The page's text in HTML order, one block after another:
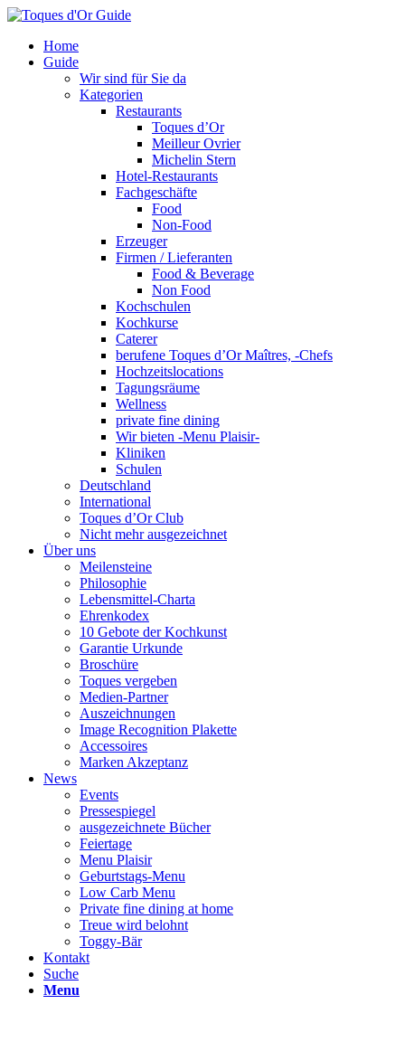
Home
Guide
Wir sind für Sie da
Kategorien
Restaurants
Toques d’Or
Meilleur Ovrier
Michelin Stern
Hotel-Restaurants
Fachgeschäfte
Food
Non-Food
Erzeuger
Firmen / Lieferanten
Food & Beverage
Non Food
Kochschulen
Kochkurse
Caterer
berufene Toques d’Or Maîtres, -Chefs
Hochzeitslocations
Tagungsräume
Wellness
private fine dining
Wir bieten -Menu Plaisir-
Kliniken
Schulen
Deutschland
International
Toques d’Or Club
Nicht mehr ausgezeichnet
Über uns
Meilensteine
Philosophie
Lebensmittel-Charta
Ehrenkodex
10 Gebote der Kochkunst
Garantie Urkunde
Broschüre
Toques vergeben
Medien-Partner
Auszeichnungen
Image Recognition Plakette
Accessoires
Marken Akzeptanz
News
Events
Pressespiegel
ausgezeichnete Bücher
Feiertage
Menu Plaisir
Geburtstags-Menu
Low Carb Menu
Private fine dining at home
Treue wird belohnt
Toggy-Bär
Kontakt
Suche
Menu